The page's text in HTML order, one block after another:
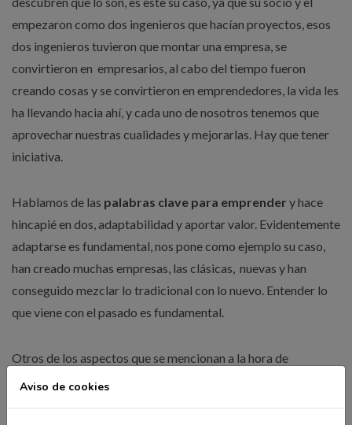
empezaron como dos ingenieros que hacían proyectos, esos
dos ingenieros tuvieron que montar una empresa, se
convirtieron en empresarios, al cabo del tiempo fueron
creando cosas y se convirtieron en emprendedores, la vida les
ha llevando hacia ahí, y cada uno de nosotros tenemos que
aprovechar nuestras cualidades y mejorarlas. Hay que tener
iniciativa.
Hablamos de las palabras clave para emprender y hace
hincapié en dos, adaptabilidad y aportar valor. Evidentemente
adaptarse es fundamental, nos pone como ejemplo su caso,
han creado muchas empresas, las clásicas, nuevas y han
conseguido mezclar lo tradicional con lo nuevo. Entender lo
que viene con el pasado es fundamental.
Otros de los aspectos que se mencionan a la hora de
emprender es que hay que fracasar muchas veces para tener
Aviso de cookies